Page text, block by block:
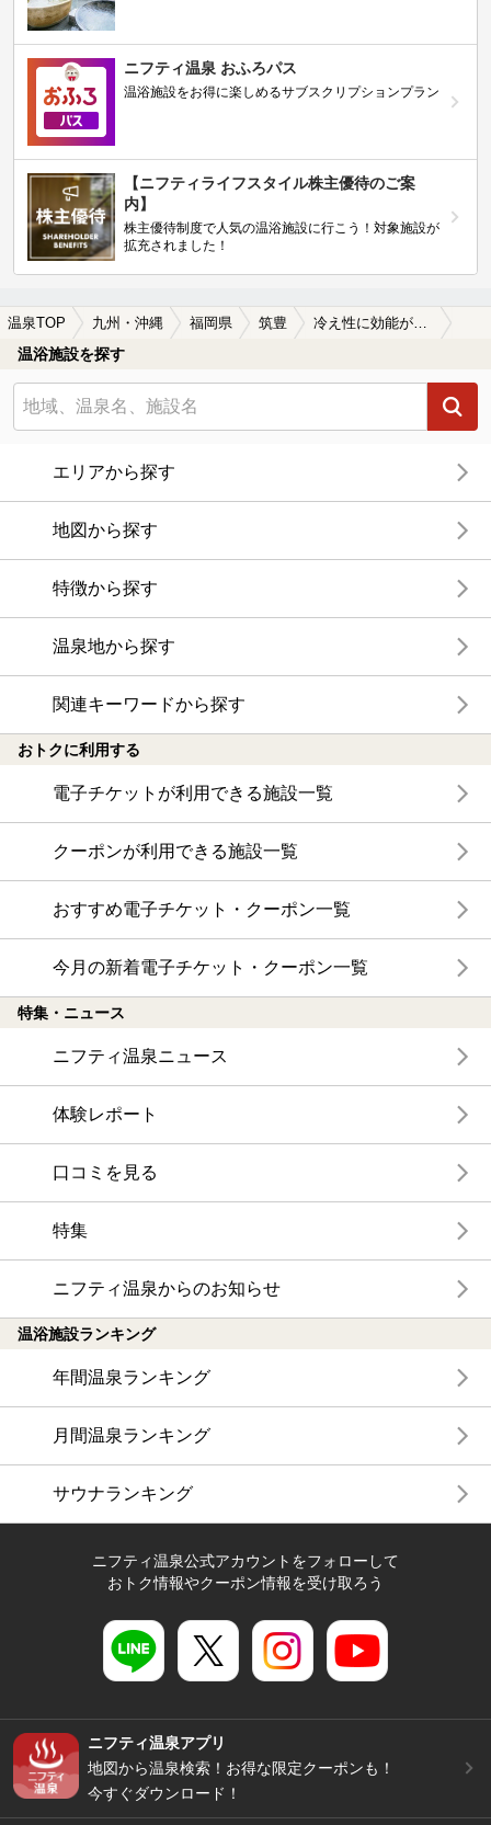
ニフティ温泉 おふろパス
温浴施設をお得に楽しめるサブスクリプションプラン
【ニフティライフスタイル株主優待のご案
内】
株主優待制度で人気の温浴施設に行こう！対象施設が
拡充されました！
温泉TOP 九州・沖縄 福岡県 筑豊 冷え性に効能がある筑豊の温泉、日帰り温泉、スーパー銭湯おすすめ
温浴施設を探す
エリアから探す
地図から探す
特徴から探す
温泉地から探す
関連キーワードから探す
おトクに利用する
電子チケットが利用できる施設一覧
クーポンが利用できる施設一覧
おすすめ電子チケット・クーポン一覧
今月の新着電子チケット・クーポン一覧
特集・ニュース
ニフティ温泉ニュース
体験レポート
口コミを見る
特集
ニフティ温泉からのお知らせ
温浴施設ランキング
年間温泉ランキング
月間温泉ランキング
サウナランキング
ニフティ温泉公式アカウントをフォローして
おトク情報やクーポン情報を受け取ろう
ニフティ温泉アプリ
地図から温泉検索！お得な限定クーポンも！
今すぐダウンロード！